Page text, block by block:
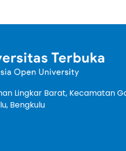
Lingkar Barat, Kecamatan
Bengkulu